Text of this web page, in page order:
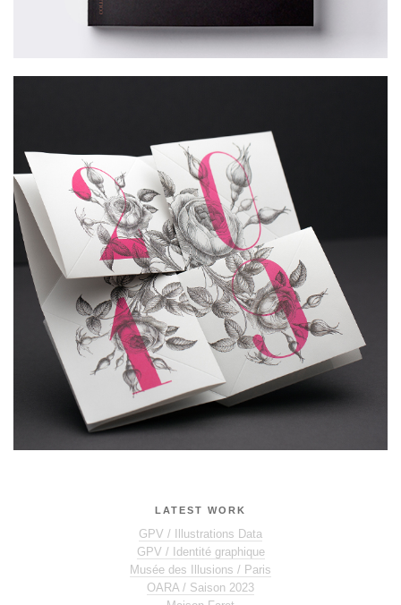
LATEST WORK
GPV / Illustrations Data
GPV / Identité graphique
Musée des Illusions / Paris
OARA / Saison 2023